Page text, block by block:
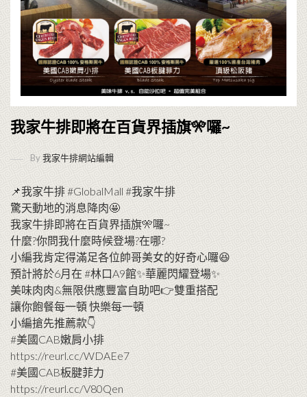
我家牛排即將在百貨界插旗🎌囉~
By我家牛排網站編輯
📌我家牛排 #GlobalMall #我家牛排
驚天動地的消息降肉🤩
我家牛排即將在百貨界插旗🎌囉~
什麼?你問我什麼時候登場?在哪?
小編我肯定得滿足各位帥哥美女的好奇心囉😆
預計將於6月在 #林口A9館✨華麗閃耀登場✨
美味肉肉&無限供應豐富自助吧👉雙重搭配
讓你飽餐每一頓 快樂每一頓
小編搶先推薦款👇
#美國CAB嫩肩小排
https://reurl.cc/WDAEe7
#美國CAB板腱菲力
https://reurl.cc/V80Qen